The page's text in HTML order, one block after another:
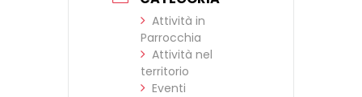
Attività in
Parrocchia
Attività nel
territorio
Eventi